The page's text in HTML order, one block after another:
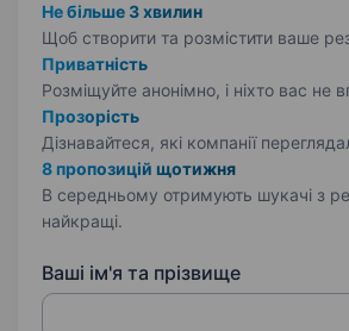
Не більше 3 хвилин
Щоб створити та розмістити ваше
Приватність
Розміщуйте анонімно, і ніхто вас не
Прозорість
Дізнавайтеся, які компанії
8 пропозицій щотижня
В середньому отримують шукачі з
найкращі.
Ваші ім'я та прізвище